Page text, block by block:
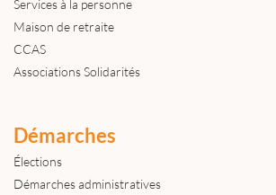
Services à la personne
Maison de retraite
CCAS
Associations Solidarités
Démarches
Élections
Démarches administratives